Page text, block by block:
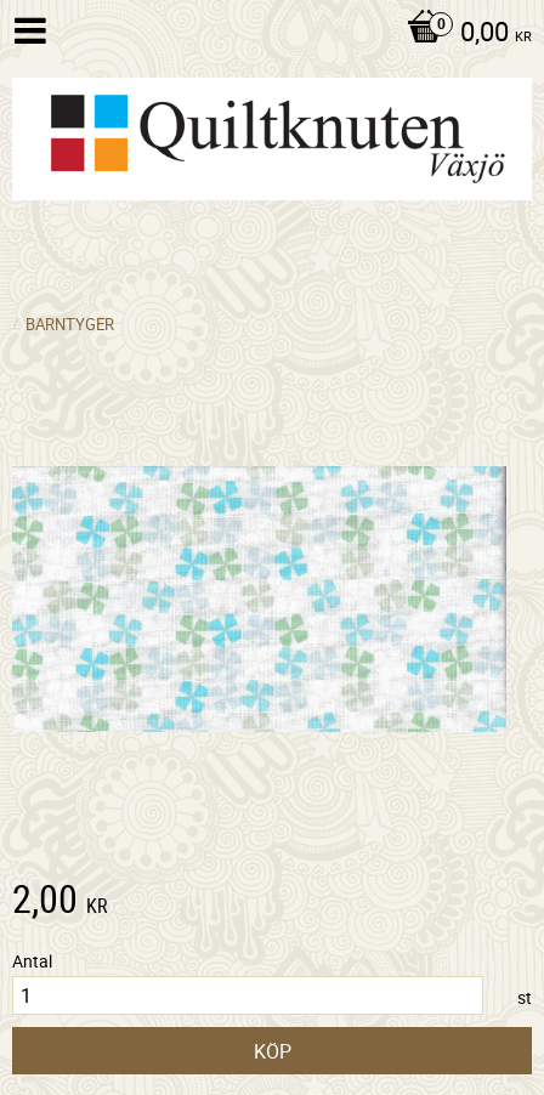
0,00 KR
BARNTYGER
2,00 KR
Antal
st
KÖP